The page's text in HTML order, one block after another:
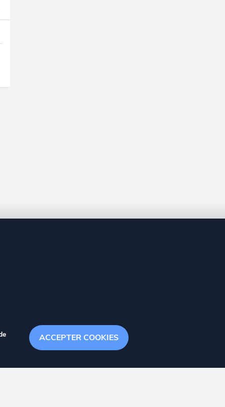
ACCEPTER COOKIES